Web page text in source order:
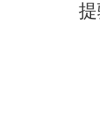
提